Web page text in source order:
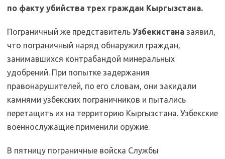
по факту убийства трех граждан Кыргызстана.
Пограничный же представитель Узбекистана заявил,
что пограничный наряд обнаружил граждан,
занимавшихся контрабандой минеральных
удобрений. При попытке задержания
правонарушителей, по его словам, они закидали
камнями узбекских пограничников и пытались
перетащить их на территорию Кыргызстана. Узбекские
военнослужащие применили оружие.
В пятницу пограничные войска Службы